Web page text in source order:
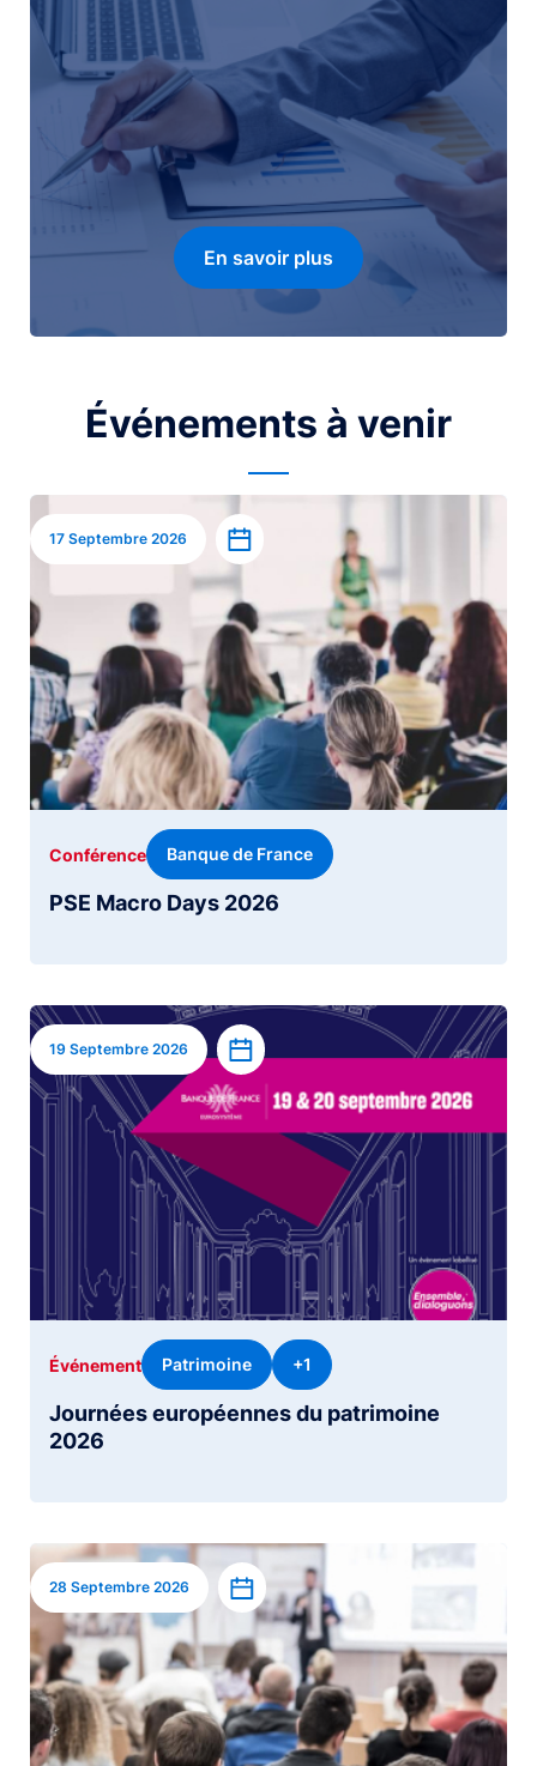
En savoir plus
Événements à venir
Image
17 Septembre 2026 Ajouter à l’agenda
PSE Macro Days 2026
Conférence Banque de France
Image
19 Septembre 2026 Ajouter à l’agenda
Journées européennes du patrimoine
2026
Événement Patrimoine +1
Image
28 Septembre 2026 Ajouter à l’agenda